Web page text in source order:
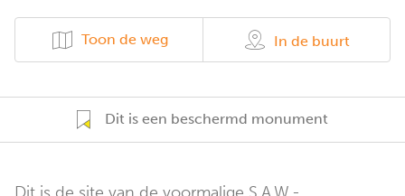
Toon de weg In de buurt
Dit is een beschermd monument